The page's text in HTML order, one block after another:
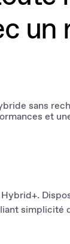
sans
et
simplicité